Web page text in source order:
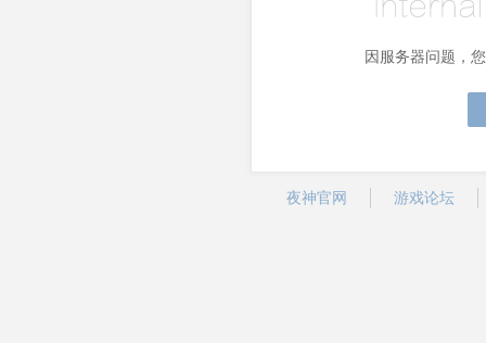
因服务器问题，
夜神官网 游戏论坛